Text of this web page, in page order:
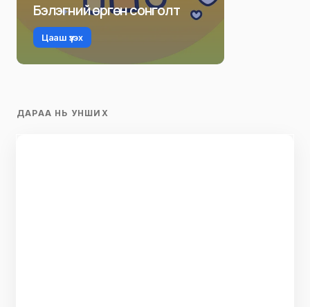
Бэлэгний өргөн сонголт
Цааш үзэх
ДАРАА НЬ УНШИХ